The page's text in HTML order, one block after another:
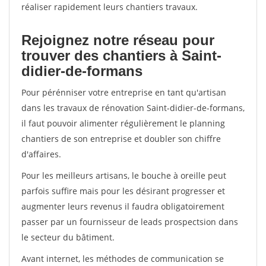
réaliser rapidement leurs chantiers travaux.
Rejoignez notre réseau pour
trouver des chantiers à Saint-
didier-de-formans
Pour pérénniser votre entreprise en tant qu'artisan
dans les travaux de rénovation Saint-didier-de-formans,
il faut pouvoir alimenter régulièrement le planning
chantiers de son entreprise et doubler son chiffre
d'affaires.
Pour les meilleurs artisans, le bouche à oreille peut
parfois suffire mais pour les désirant progresser et
augmenter leurs revenus il faudra obligatoirement
passer par un fournisseur de leads prospectsion dans
le secteur du bâtiment.
Avant internet, les méthodes de communication se